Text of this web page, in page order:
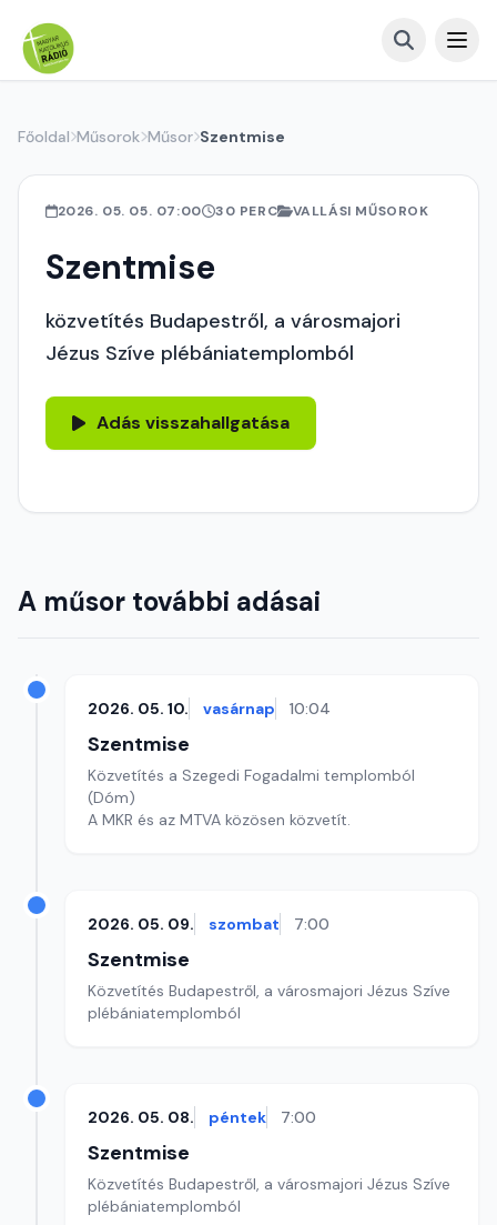
Főoldal Műsorok Műsor Szentmise
2026. 05. 05. 07:00 30 PERC VALLÁSI MŰSOROK
Szentmise
közvetítés Budapestről, a városmajori
Jézus Szíve plébániatemplomból
Adás visszahallgatása
A műsor további adásai
2026. 05. 10. vasárnap 10:04
Szentmise
Közvetítés a Szegedi Fogadalmi templomból
(Dóm)
A MKR és az MTVA közösen közvetít.
2026. 05. 09. szombat 7:00
Szentmise
Közvetítés Budapestről, a városmajori Jézus Szíve
plébániatemplomból
2026. 05. 08. péntek 7:00
Szentmise
Közvetítés Budapestről, a városmajori Jézus Szíve
plébániatemplomból